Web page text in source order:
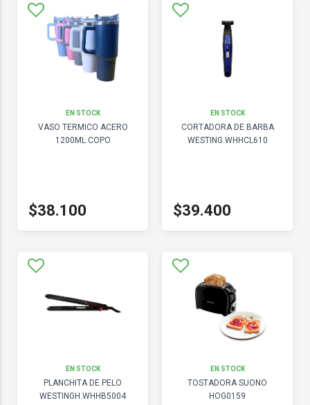
EN STOCK
VASO TERMICO ACERO
1200ML COPO
$38.100
EN STOCK
CORTADORA DE BARBA
WESTING.WHHCL610
$39.400
EN STOCK
PLANCHITA DE PELO
WESTINGH.WHHB5004
EN STOCK
TOSTADORA SUONO
HOG0159